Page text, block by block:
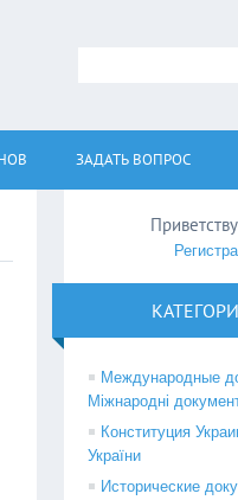
ЗАДАТЬ ВОПРОС
Международные
Міжнародні
Конституция
України
Исторические